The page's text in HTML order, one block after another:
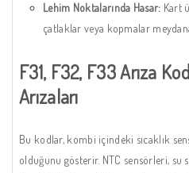
Lehim Noktalarında Hasar: Kart
çatlaklar veya kopmalar
F31, F32, F33 Arıza
Arızaları
Bu kodlar, kombi içindeki sıcaklık
olduğunu gösterir. NTC sensörleri, su